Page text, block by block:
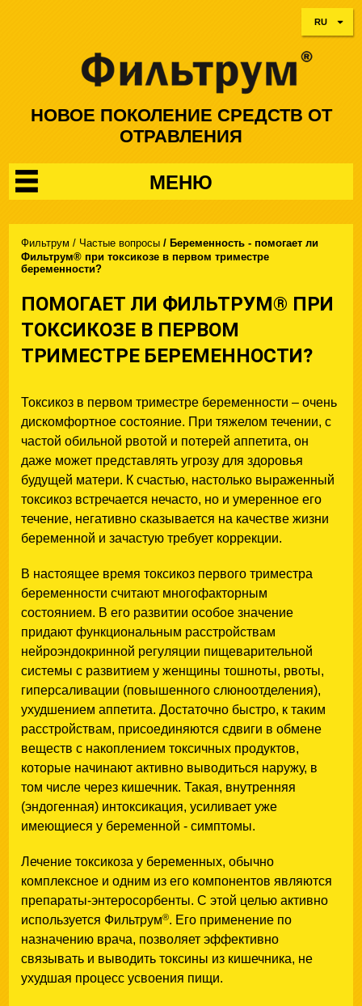
RU
НОВОЕ ПОКОЛЕНИЕ СРЕДСТВ ОТ
ОТРАВЛЕНИЯ
МЕНЮ
Фильтрум / Частые вопросы / Беременность - помогает ли
Фильтрум® при токсикозе в первом триместре
беременности?
ПОМОГАЕТ ЛИ ФИЛЬТРУМ® ПРИ
ТОКСИКОЗЕ В ПЕРВОМ
ТРИМЕСТРЕ БЕРЕМЕННОСТИ?
Токсикоз в первом триместре беременности – очень
дискомфортное состояние. При тяжелом течении, с
частой обильной рвотой и потерей аппетита, он
даже может представлять угрозу для здоровья
будущей матери. К счастью, настолько выраженный
токсикоз встречается нечасто, но и умеренное его
течение, негативно сказывается на качестве жизни
беременной и зачастую требует коррекции.
В настоящее время токсикоз первого триместра
беременности считают многофакторным
состоянием. В его развитии особое значение
придают функциональным расстройствам
нейроэндокринной регуляции пищеварительной
системы с развитием у женщины тошноты, рвоты,
гиперсаливации (повышенного слюноотделения),
ухудшением аппетита. Достаточно быстро, к таким
расстройствам, присоединяются сдвиги в обмене
веществ с накоплением токсичных продуктов,
которые начинают активно выводиться наружу, в
том числе через кишечник. Такая, внутренняя
(эндогенная) интоксикация, усиливает уже
имеющиеся у беременной - симптомы.
Лечение токсикоза у беременных, обычно
комплексное и одним из его компонентов являются
препараты-энтеросорбенты. С этой целью активно
используется Фильтрум®. Его применение по
назначению врача, позволяет эффективно
связывать и выводить токсины из кишечника, не
ухудшая процесс усвоения пищи.